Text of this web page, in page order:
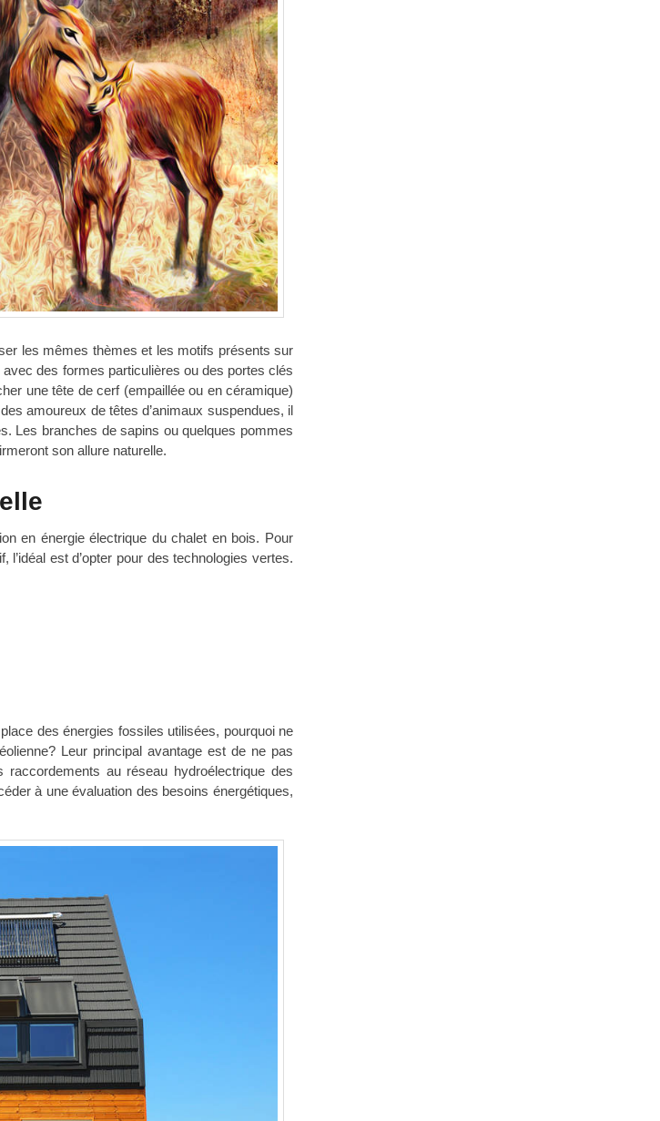
les mêmes thèmes et les motifs présents sur
des formes particulières ou des portes clés
une tête de cerf (empaillée ou en céramique)
amoureux de têtes d’animaux suspendues, il
Les branches de sapins ou quelques pommes
son allure naturelle.
en énergie électrique du chalet en bois. Pour
l’idéal est d’opter pour des technologies vertes.
des énergies fossiles utilisées, pourquoi ne
Leur principal avantage est de ne pas
au réseau hydroélectrique des
à une évaluation des besoins énergétiques,